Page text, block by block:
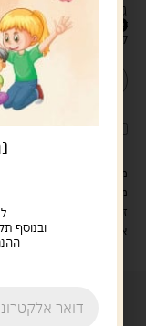
גיל מתאים: 8 ומעלה.
89.90ש"ח
קיים במלאי
לארוז את המוצר
מעל 329 ש"ח, משלוח עם שליח עד הבית חינם! – 0 ₪
משלוח עם שליח עד הבית: 29 ש"ח
זמן אספקה: עד 4 ימי עסקים.
איסוף עצמי: מ"ביתר טויס" רחוב בניין
ובנוסף